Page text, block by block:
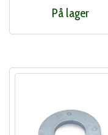
På lager